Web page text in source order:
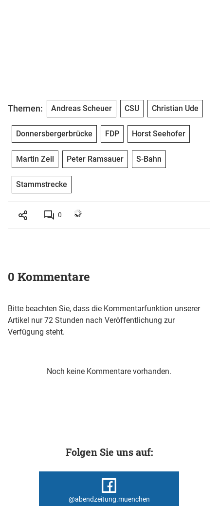
Themen: Andreas Scheuer CSU Christian Ude
Donnersbergerbrücke FDP Horst Seehofer
Martin Zeil Peter Ramsauer S-Bahn
Stammstrecke
0
0 Kommentare
Bitte beachten Sie, dass die Kommentarfunktion unserer
Artikel nur 72 Stunden nach Veröffentlichung zur
Verfügung steht.
Noch keine Kommentare vorhanden.
Folgen Sie uns auf:
@abendzeitung.muenchen